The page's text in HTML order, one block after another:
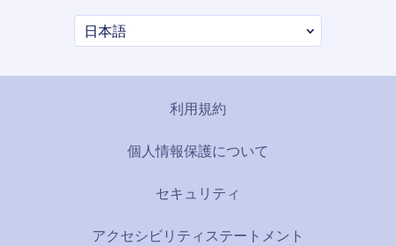
利用規約
個人情報保護について
セキュリティ
アクセシビリティステートメント